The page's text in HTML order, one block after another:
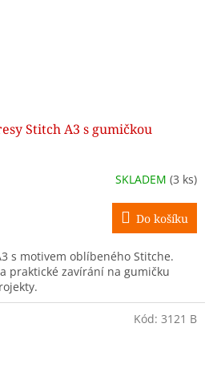
Stitch A3 s gumičkou
SKLADEM (3 ks)
Do košíku
s motivem oblíbeného Stitche.
praktické zavírání na gumičku
Kód: 3121 B